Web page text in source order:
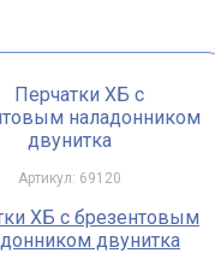
Артикул: 69120
ХБ с брезентовым
двунитка